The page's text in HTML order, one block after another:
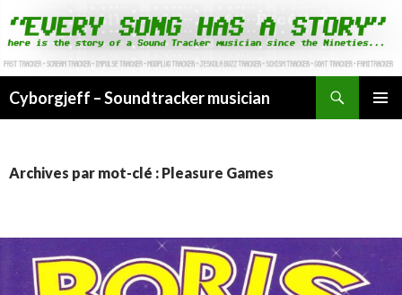
Cyborgjeff – Soundtracker musician
Archives par mot-clé : Pleasure Games